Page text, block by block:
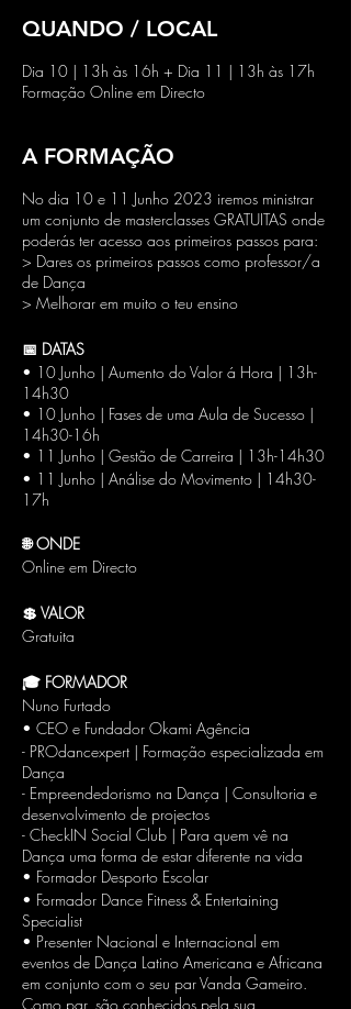
QUANDO / LOCAL
Dia 10 | 13h às 16h + Dia 11 | 13h às 17h
Formação Online em Directo
A FORMAÇÃO
No dia 10 e 11 Junho 2023 iremos ministrar
um conjunto de masterclasses GRATUITAS onde
poderás ter acesso aos primeiros passos para:
> Dares os primeiros passos como professor/a
de Dança
> Melhorar em muito o teu ensino
📅 DATAS
• 10 Junho | Aumento do Valor á Hora | 13h-
14h30
• 10 Junho | Fases de uma Aula de Sucesso |
14h30-16h
• 11 Junho | Gestão de Carreira | 13h-14h30
• 11 Junho | Análise do Movimento | 14h30-
17h
🌐 ONDE
Online em Directo
💲 VALOR
Gratuita
🎓 FORMADOR
Nuno Furtado
• CEO e Fundador Okami Agência
- PROdancexpert | Formação especializada em
Dança
- Empreendedorismo na Dança | Consultoria e
desenvolvimento de projectos
- CheckIN Social Club | Para quem vê na
Dança uma forma de estar diferente na vida
• Formador Desporto Escolar
• Formador Dance Fitness & Entertaining
Specialist
• Presenter Nacional e Internacional em
eventos de Dança Latino Americana e Africana
em conjunto com o seu par Vanda Gameiro.
Como par, são conhecidos pela sua